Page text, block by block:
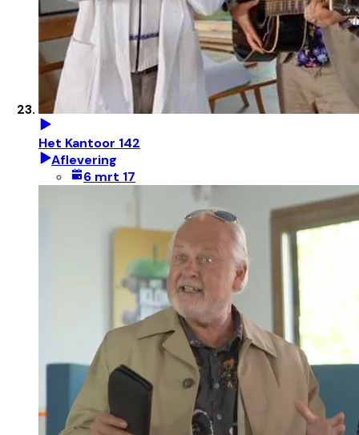
Het Kantoor 142
Aflevering
6 mrt 17